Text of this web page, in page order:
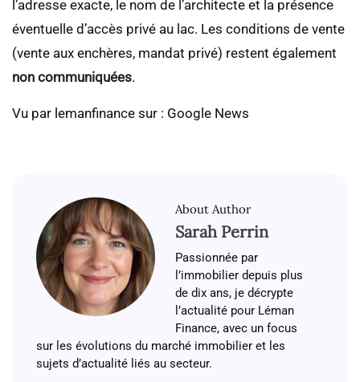
l’adresse exacte, le nom de l’architecte et la présence
éventuelle d’accès privé au lac. Les conditions de vente
(vente aux enchères, mandat privé) restent également
non communiquées.
Vu par lemanfinance sur : Google News
About Author
Sarah Perrin
Passionnée par
l’immobilier depuis plus
de dix ans, je décrypte
l’actualité pour Léman
Finance, avec un focus
sur les évolutions du marché immobilier et les
sujets d’actualité liés au secteur.